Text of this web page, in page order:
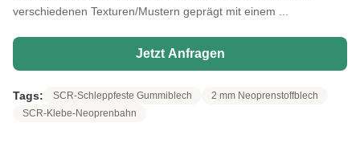
verschiedenen Texturen/Mustern geprägt mit einem ...
Jetzt Anfragen
Tags: SCR-Schleppfeste Gummiblech
2 mm Neoprenstoffblech
SCR-Klebe-Neoprenbahn